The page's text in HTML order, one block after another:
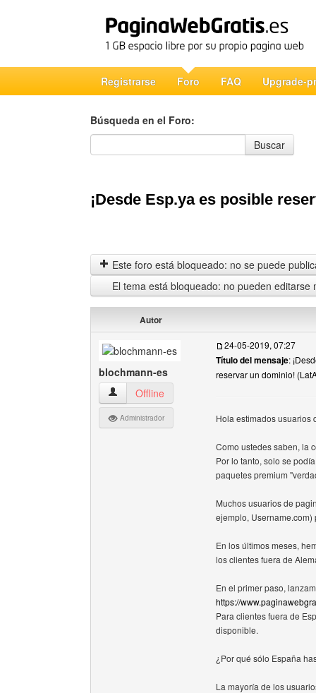
Registrarse Foro FAQ Upgrade-
Búsqueda en el Foro:
Búsqueda en el Foro
Buscar
¡Desde Esp.ya es posible
Este foro está bloqueado: no se puede
El tema está bloqueado: no pueden editarse
Autor
blochmann-es
blochmann-es Ver perfil del usuario
Offline
Administrador
24-05-2019, 07:27
Título del mensaje:
reservar un dominio!
Hola estimados usuarios
Como ustedes saben, la
Por lo tanto, solo se
paquetes premium
Muchos usuarios de
ejemplo, Username.com)
En los últimos meses,
los clientes fuera de
En el primer paso,
https://
Para clientes fuera de
disponible.
¿Por qué sólo España
La mayoría de los